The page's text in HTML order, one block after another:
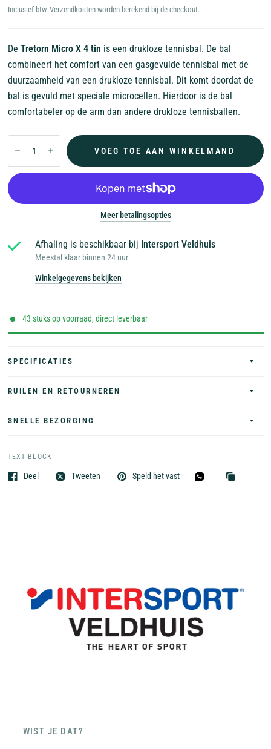
Inclusief btw. Verzendkostenworden berekend bij de checkout.
De Tretorn Micro X 4 tin is een drukloze tennisbal. De bal
combineert het comfort van een gasgevulde tennisbal met de
duurzaamheid van een drukloze tennisbal. Dit komt doordat de
bal is gevuld met speciale microcellen. Hierdoor is de bal
comfortabeler op de arm dan andere drukloze tennisballen.
VOEG TOE AAN WINKELMAND
Meer betalingsopties
Afhaling is beschikbaar bij Intersport Veldhuis
Meestal klaar binnen 24 uur
Winkelgegevens bekijken
43 stuks op voorraad, direct leverbaar
SPECIFICATIES
RUILEN EN RETOURNEREN
SNELLE BEZORGING
TEXT BLOCK
Deel Tweeten Speld het vast
WIST JE DAT?